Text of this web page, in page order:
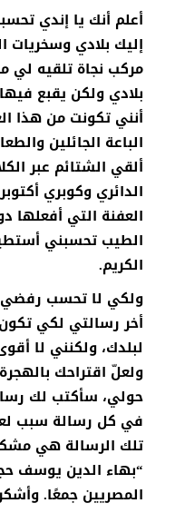
أعلم أنك يا إندي
إليك بلادي وسخريات
مركب نجاة تلقيه لي
بلادي ولكن يقبع
أنني تكونت من هذا
الباعة الجائلين
ألقي الشتائم عبر
الدائري وكوبري
العفنة التي أفعلها
الطيب تحسبني
الكريم.
ولكي لا تحسب رفضي
أخر رسالتي لكي
لبلدك، ولكنني لا
ولعلّ اقتراحك
حولي، سأكتب لك
في كل رسالة سبب
تلك الرسالة هي
“بهاء الدين يوسف
المصريين جمعًا.